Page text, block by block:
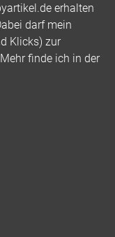
erhalten
darf mein
Klicks) zur
finde ich in der